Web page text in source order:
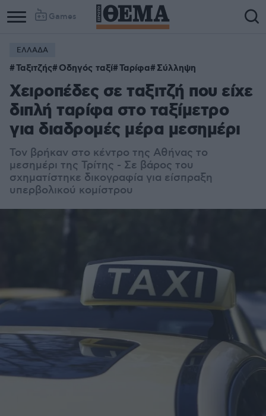
Games
ΕΛΛΑΔΑ
Ταξιτζής Οδηγός ταξί Ταρίφα Σύλληψη
Χειροπέδες σε ταξιτζή που είχε
διπλή ταρίφα στο ταξίμετρο
για διαδρομές μέρα μεσημέρι
Τον βρήκαν στο κέντρο της Αθήνας το
μεσημέρι της Τρίτης - Σε βάρος του
σχηματίστηκε δικογραφία για είσπραξη
υπερβολικού κομίστρου